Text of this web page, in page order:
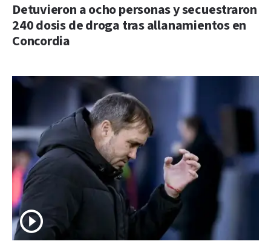
Detuvieron a ocho personas y secuestraron
240 dosis de droga tras allanamientos en
Concordia